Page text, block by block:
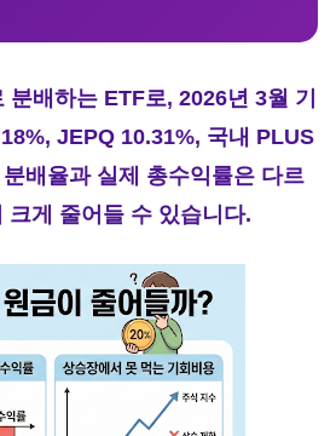
배하는 ETF로, 2026년 3월 기
JEPQ 10.31%, 국내 PLUS
배율과 실제 총수익률은 다르
크게 줄어들 수 있습니다.